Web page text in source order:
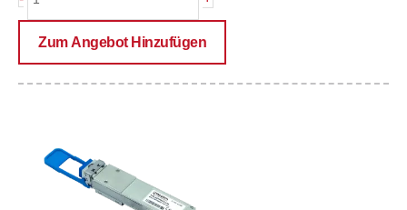
LR4
Zum Angebot Hinzufügen